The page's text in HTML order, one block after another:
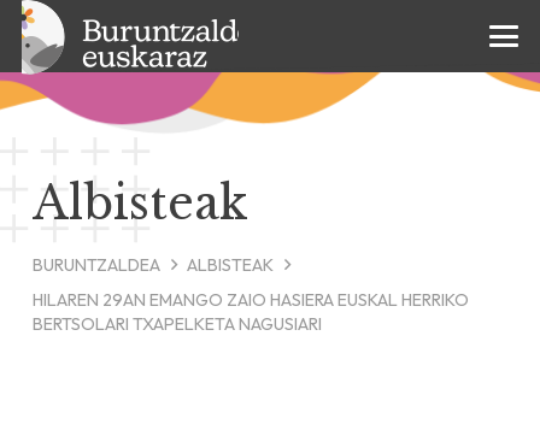
Albisteak
BURUNTZALDEA
ALBISTEAK
HILAREN 29AN EMANGO ZAIO HASIERA EUSKAL HERRIKO
BERTSOLARI TXAPELKETA NAGUSIARI